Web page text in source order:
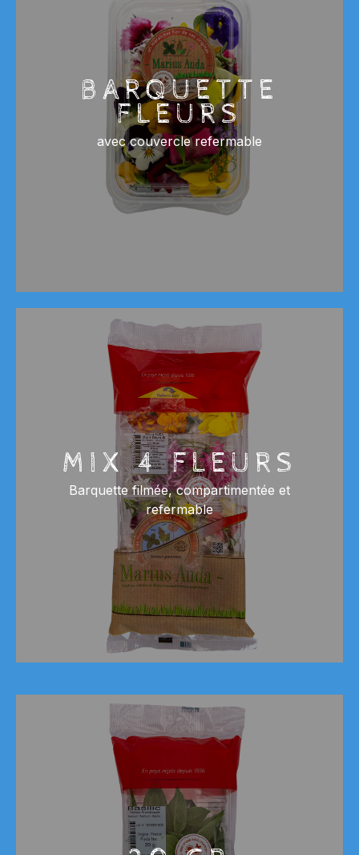
BARQUETTE
FLEURS
avec couvercle refermable
MIX 4 FLEURS
Barquette filmée, compartimentée et
refermable